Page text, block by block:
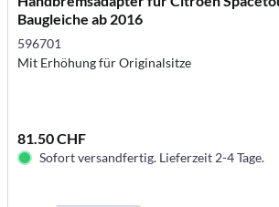
Baugleiche ab 2016
596701
Mit Erhöhung für Originalsitze
81.50 CHF
Sofort versandfertig. Lieferzeit 2-4 Tage.